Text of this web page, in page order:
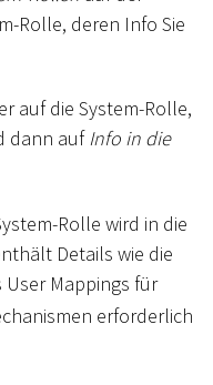
Rolle, deren Info Sie
auf die System-Rolle,
dann aufInfo in die
Rolle wird in die
Details wie die
Mappings für
erforderlich